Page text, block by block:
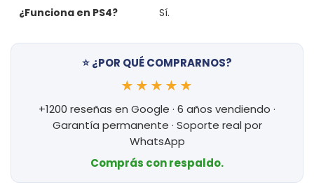
¿Funciona en PS4? Sí.
⭐ ¿POR QUÉ COMPRARNOS?
★★★★★
+1200 reseñas en Google · 6 años vendiendo ·
Garantía permanente · Soporte real por
WhatsApp
Comprás con respaldo.